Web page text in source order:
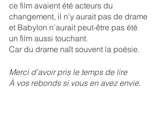
ce film avaient été acteurs du
changement, il n'y aurait pas de drame
et Babylon n’aurait peut-être pas été
un film aussi touchant.
Car du drame naît souvent la poésie.
Merci d’avoir pris le temps de lire
À vos rebonds si vous en avez envie.